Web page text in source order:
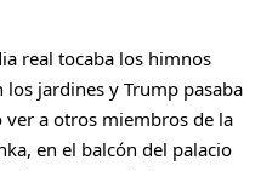
real tocaba los himnos
jardines y Trump pasaba
ver a otros miembros de la
en el balcón del palacio